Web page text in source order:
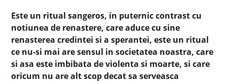
Este un ritual sangeros, in puternic contrast cu
notiunea de renastere, care aduce cu sine
renasterea credintei si a sperantei, este un ritual
ce nu-si mai are sensul in societatea noastra, care
si asa este imbibata de violenta si moarte, si care
oricum nu are alt scop decat sa serveasca